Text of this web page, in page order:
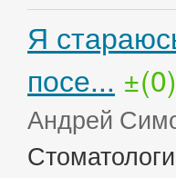
Я
посе... ±(0)
Андрей